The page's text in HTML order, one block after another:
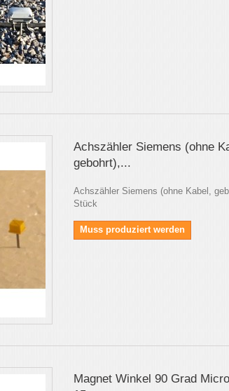
Achszähler Siemens (ohne
gebohrt),...
Achszähler Siemens (ohne Kabel,
Stück
Muss produziert werden
Magnet Winkel 90 Grad